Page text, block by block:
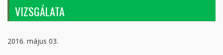
VIZSGÁLATA
2016. május 03.